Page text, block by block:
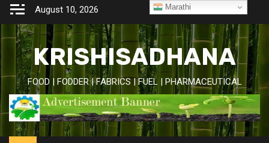
Skip
content
August 10, 2026
KRISHISADHANA
FOOD | FODDER | FABRICS | FUEL | PHARMACEUTICAL
Marathi